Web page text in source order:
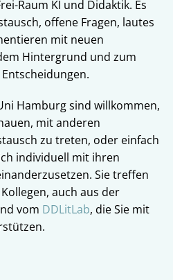
Raum KI und Didaktik. Es
offene Fragen, lautes
mit neuen
Hintergrund und zum
Hamburg sind willkommen,
mit anderen
zu treten, oder einfach
individuell mit ihren
Sie treffen
auch aus der
vom DDLitLab, die Sie mit